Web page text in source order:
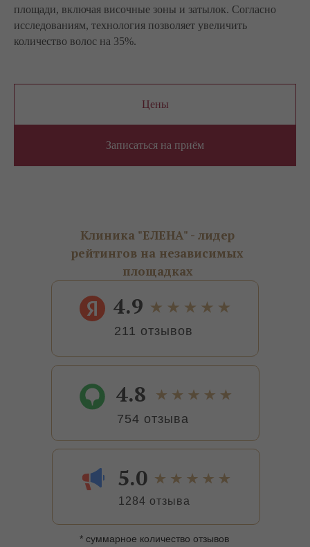
площади, включая височные зоны и затылок. Согласно
исследованиям, технология позволяет увеличить
количество волос на 35%.
Цены
Записаться на приём
211 отзывов
4.9
754 отзыва
4.8
1284 отзыва
5.0
* суммарное количество отзывов
Клиника "ЕЛЕНА" - лидер
рейтингов на независимых
площадках